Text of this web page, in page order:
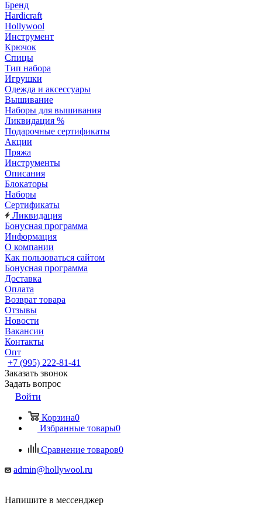
Бренд
Hardicraft
Hollywool
Инструмент
Крючок
Спицы
Тип набора
Игрушки
Одежда и аксессуары
Вышивание
Наборы для вышивания
Ликвидация %
Подарочные сертификаты
Акции
Пряжа
Инструменты
Описания
Блокаторы
Наборы
Сертификаты
Ликвидация
Бонусная программа
Информация
О компании
Как пользоваться сайтом
Бонусная программа
Доставка
Оплата
Возврат товара
Отзывы
Новости
Вакансии
Контакты
Опт
+7 (995) 222-81-41
Заказать звонок
Задать вопрос
Войти
Корзина0
Избранные товары0
Сравнение товаров0
admin@hollywool.ru
Напишите в мессенджер